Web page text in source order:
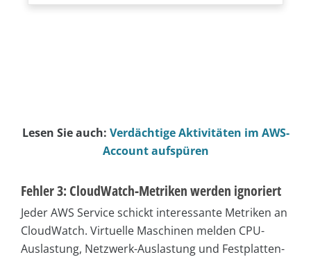
Lesen Sie auch: Verdächtige Aktivitäten im AWS-
Account aufspüren
Fehler 3: CloudWatch-Metriken werden ignoriert
Jeder AWS Service schickt interessante Metriken an
CloudWatch. Virtuelle Maschinen melden CPU-
Auslastung, Netzwerk-Auslastung und Festplatten-